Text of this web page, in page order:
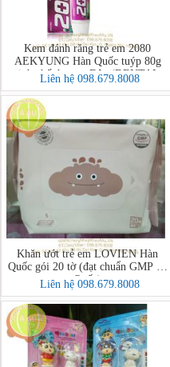
Kem đánh răng trẻ em 2080
AEKYUNG Hàn Quốc tuýp 80g
tinh chất hương Dâu (DENTAL
CLINIC 2080 Kids Toothpaste
(Strawberry))
Liên hệ 098.679.8008
Khăn ướt trẻ em LOVIEN Hàn
Quốc gói 20 tờ (đạt chuẩn GMP Hàn
Quốc)
Liên hệ 098.679.8008